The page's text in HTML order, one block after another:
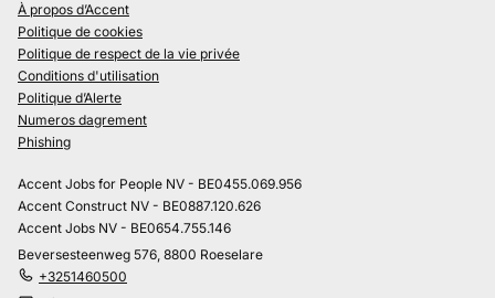
À propos d’Accent
Politique de cookies
Politique de respect de la vie privée
Conditions d'utilisation
Politique d’Alerte
Numeros dagrement
Phishing
Accent Jobs for People NV - BE0455.069.956
Accent Construct NV - BE0887.120.626
Accent Jobs NV - BE0654.755.146
Beversesteenweg 576, 8800 Roeselare
+3251460500